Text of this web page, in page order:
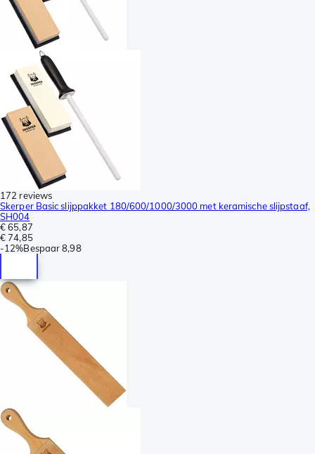
172 reviews
Skerper Basic slijppakket 180/600/1000/3000 met keramische slijpstaaf,
SH004
€ 65,87
€ 74,85
-12%Bespaar 8,98